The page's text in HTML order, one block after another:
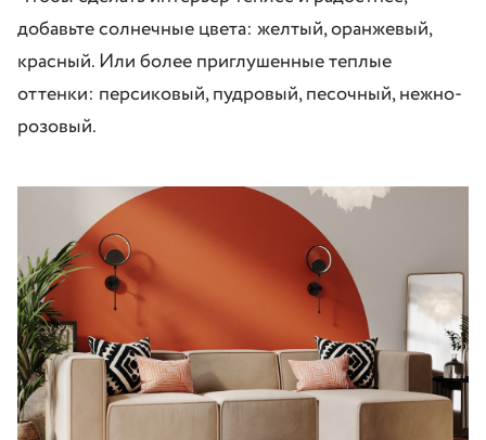
добавьте солнечные цвета: желтый, оранжевый,
красный. Или более приглушенные теплые
оттенки: персиковый, пудровый, песочный, нежно-
розовый.